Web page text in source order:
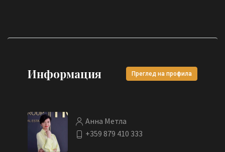
Информация Преглед на профила
Анна Метла
+359 879 410 333